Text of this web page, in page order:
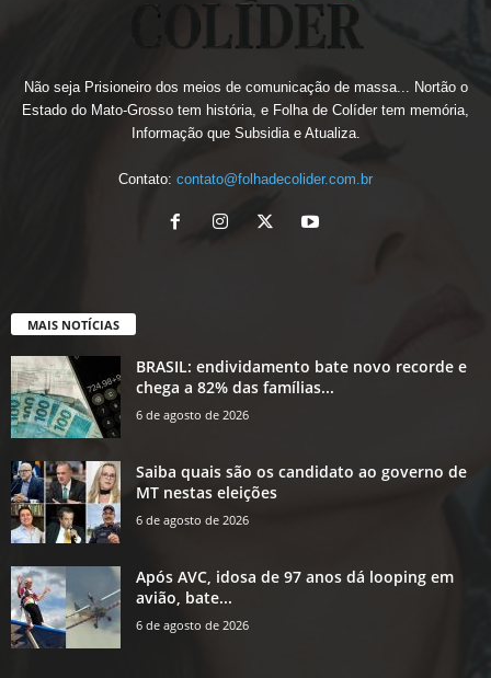
Não seja Prisioneiro dos meios de comunicação de massa... Nortão o
Estado do Mato-Grosso tem história, e Folha de Colíder tem memória,
Informação que Subsidia e Atualiza.
Contato: contato@folhadecolider.com.br
MAIS NOTÍCIAS
BRASIL: endividamento bate novo recorde e
chega a 82% das famílias...
6 de agosto de 2026
Saiba quais são os candidato ao governo de
MT nestas eleições
6 de agosto de 2026
Após AVC, idosa de 97 anos dá looping em
avião, bate...
6 de agosto de 2026